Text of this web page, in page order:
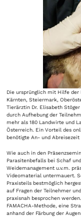
Die ursprünglich mit Hilfe der
Kärnten, Steiermark,
Tierärztin Dr. Elisabeth
durch Aufhebung der
mehr als 180 Landwirte und
Österreich. Ein Vorteil des
benötigte An- und
Wie auch in den
Parasitenbefalls bei Schaf
Weidemanagement u.v.m.
Videomaterial untermauert.
Praxisteils bestmöglich
auf Fragen der Teilnehmer
praxisnah besprochen
FAMACHA-Methode, eine
anhand der Färbung der